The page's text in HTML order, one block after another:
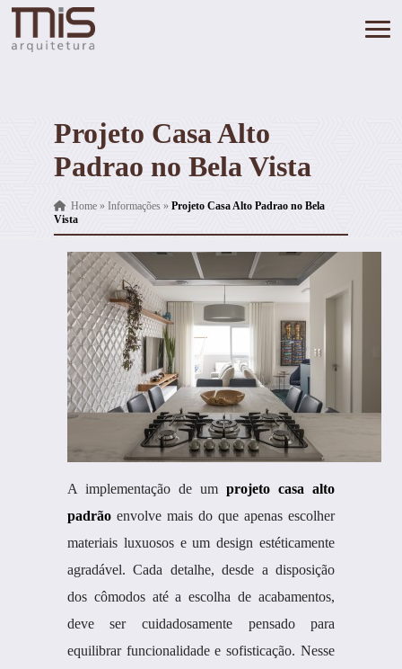
Projeto Casa Alto
Padrao no Bela Vista
Home» Informações » Projeto Casa Alto Padrao no Bela
Vista
A implementação de umprojeto casa alto
padrãoenvolve mais do que apenas escolher
materiais luxuosos e um design estéticamente
agradável. Cada detalhe, desde a disposição
dos cômodos até a escolha de acabamentos,
deve ser cuidadosamente pensado para
equilibrar funcionalidade e sofisticação. Nesse